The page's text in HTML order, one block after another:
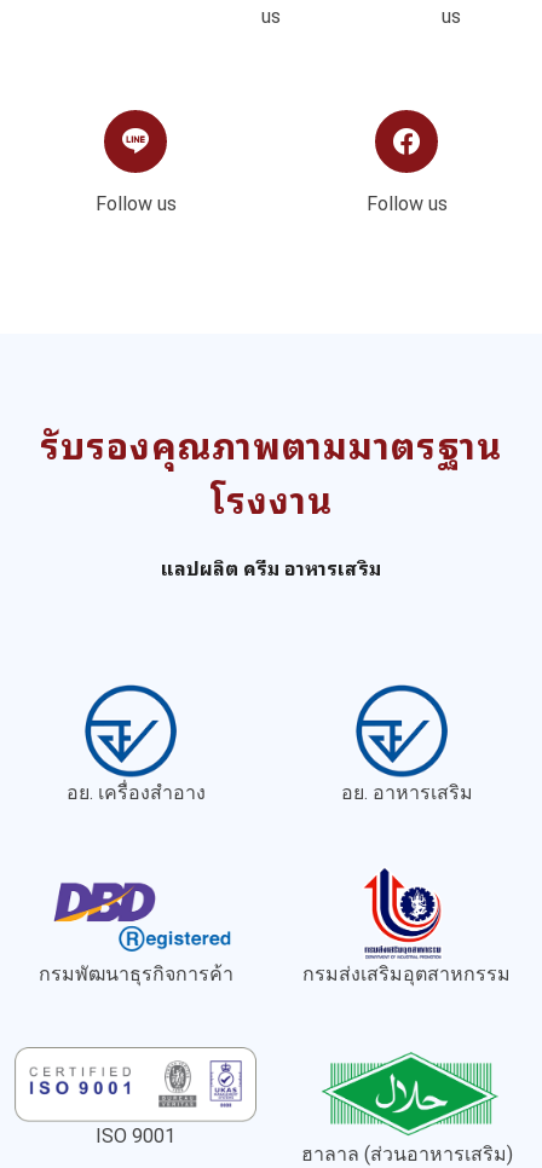
us
us
Follow us Follow us
รับรองคุณภาพตามมาตรฐาน
โรงงาน
แลปผลิต ครีม อาหารเสริม
อย. เครื่องสำอาง อย. อาหารเสริม
กรมพัฒนาธุรกิจการค้า กรมส่งเสริมอุตสาหกรรม
ISO 9001
ฮาลาล (ส่วนอาหารเสริม)